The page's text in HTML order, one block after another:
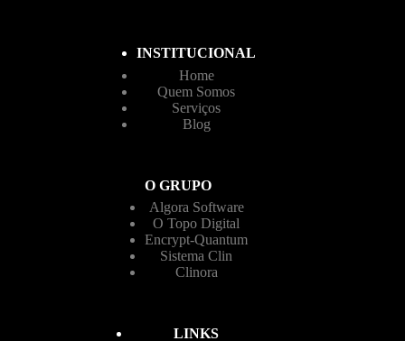
INSTITUCIONAL
Home
Quem Somos
Serviços
Blog
O GRUPO
Algora Software
O Topo Digital
Encrypt-Quantum
Sistema Clin
Clinora
LINKS